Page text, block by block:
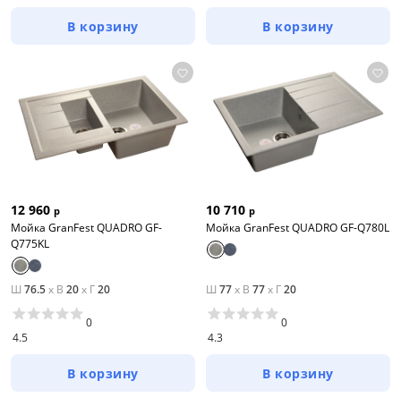
В корзину В корзину
12 960 р
Мойка GranFest QUADRO GF-
Q775KL
Ш 76.5x В 20x Г20
4.5
0
В корзину
10 710 р
Мойка GranFest QUADRO GF-Q780L
Ш 77x В 77x Г20
4.3
0
В корзину